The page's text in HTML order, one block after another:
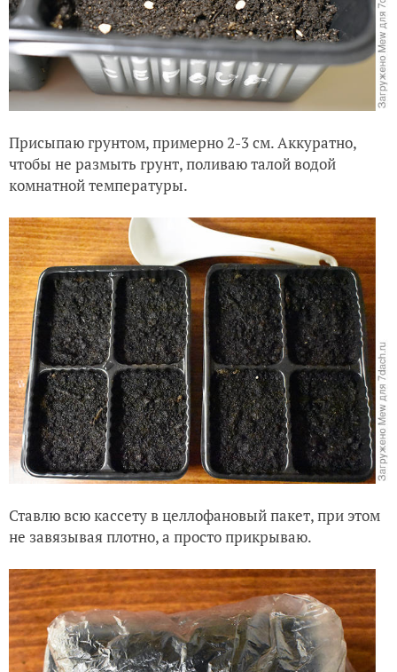
Присыпаю грунтом, примерно 2-3 см. Аккуратно,
чтобы не размыть грунт, поливаю талой водой
комнатной температуры.
Ставлю всю кассету в целлофановый пакет, при этом
не завязывая плотно, а просто прикрываю.